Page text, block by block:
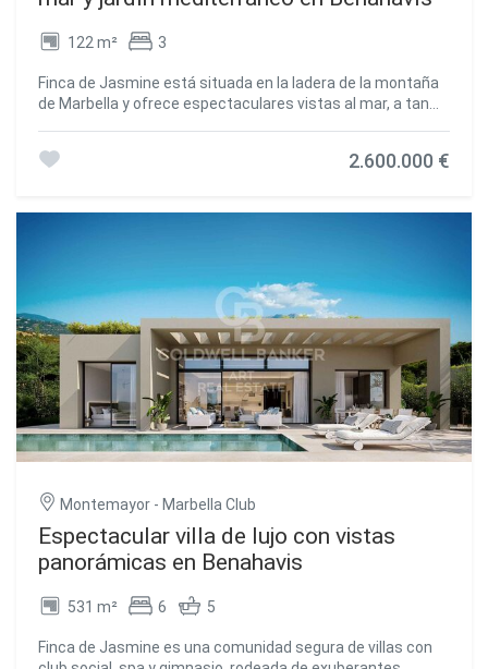
122 m² 3
Finca de Jasmine está situada en la ladera de la montaña
de Marbella y ofrece espectaculares vistas al mar, a tan
residencial cerrada cuenta con seguridad privada, casa
el comedor y la cocina se integran perfectamente con la
zona exterior, donde se encuentra la piscina privada y los
jardines. En la misma planta, junto a la zona de estar, se
ubican tres dormitorios en suite, dos de los cuales
cuentan con acceso directo a la piscina y a los jardines
privados. La planta inferior se abre a un amplio sótano con
luz natural, que ofrece un espacio versátil con lavadero,
aseo de invitados y una gran sala multiusos, ideal para
gimnasio, cine en casa o apartamento para invitados. Este
capacidad para dos vehículos, al que se accede mediante
2.600.000 €
Montemayor - Marbella Club
Espectacular villa de lujo con vistas
panorámicas en Benahavis
531 m² 6 5
Finca de Jasmine es una comunidad segura de villas con